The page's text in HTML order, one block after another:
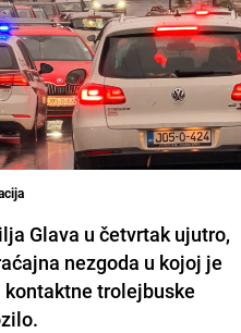
Glava u četvrtak ujutro,
nezgoda u kojoj je
trolejbuske